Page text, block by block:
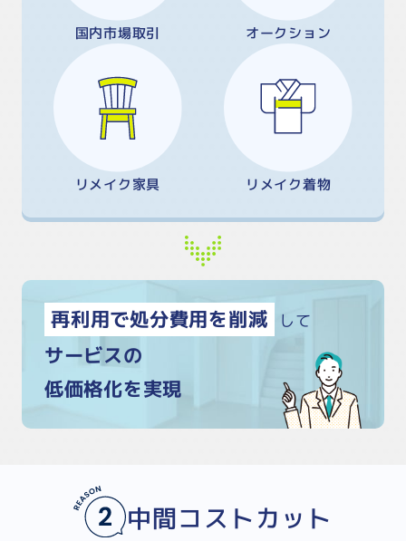
国内市場取引 オークション
リメイク家具 リメイク着物
再利用で処分費用を削減 して
サービスの
低価格化を実現
中間コストカット